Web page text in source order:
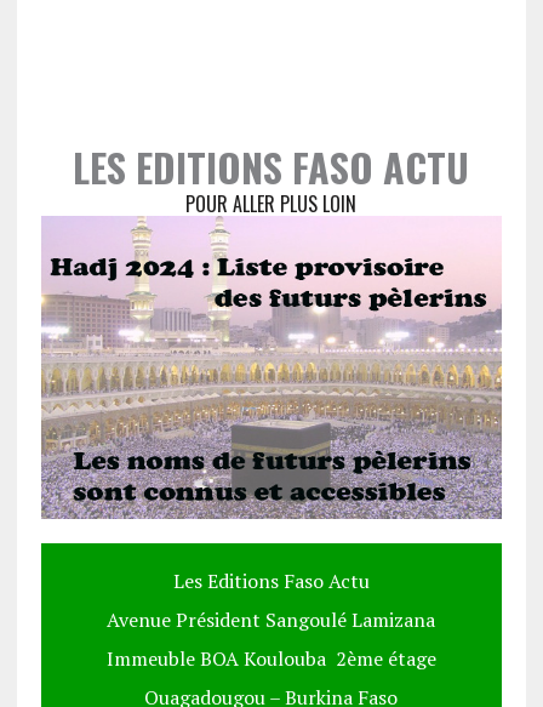
LES EDITIONS FASO ACTU
POUR ALLER PLUS LOIN
Les Editions Faso Actu
Avenue Président Sangoulé Lamizana
Immeuble BOA Koulouba 2ème étage
Ouagadougou – Burkina Faso